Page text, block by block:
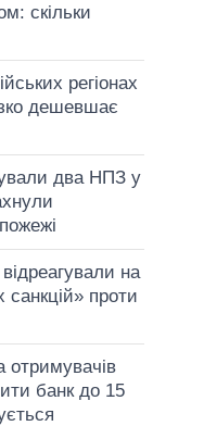
скільки
регіонах
дешевшає
два НПЗ у
на
санкцій» проти
отримувачів
банк до 15